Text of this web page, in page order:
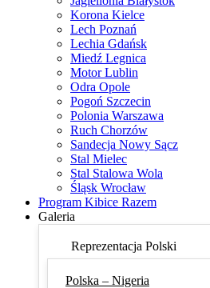
Korona Kielce
Lech Poznań
Lechia Gdańsk
Miedź Legnica
Motor Lublin
Odra Opole
Pogoń Szczecin
Polonia Warszawa
Ruch Chorzów
Sandecja Nowy Sącz
Stal Mielec
Stal Stalowa Wola
Śląsk Wrocław
Program Kibice Razem
Galeria
Reprezentacja Polski
Polska – Nigeria